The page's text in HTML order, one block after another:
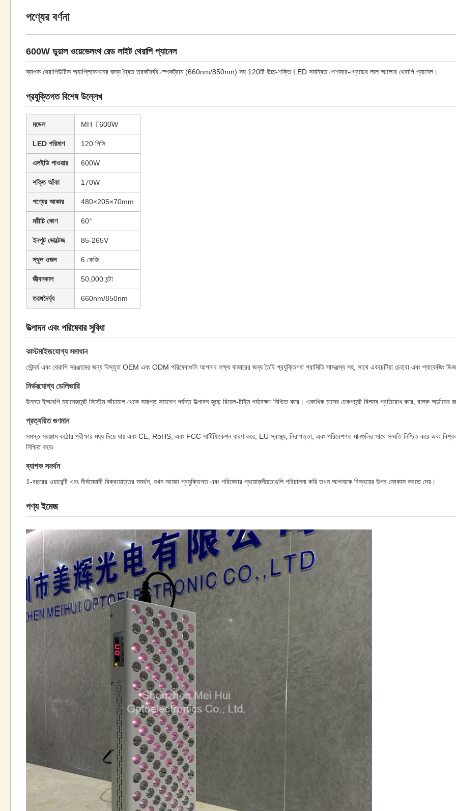
পণ্যের বর্ণনা
600W ডুয়াল ওয়েভেলংথ রেড লাইট থেরাপি প্যানেল
ব্যাপক থেরাপিউটিক অ্যাপ্লিকেশনের জন্য দ্বৈত তরঙ্গদৈর্ঘ্য স্পেকট্রাম (660nm/850nm) সহ 120টি উচ্চ-শক্তি LED সমন্বিত পেশাদার-গ্রেডের লাল আলোর থেরাপি প্যানেল।
প্রযুক্তিগত বিশেষ উল্লেখ
মডেল MH-T600W
LED পরিমাণ 120 পিসি
এলইডি পাওয়ার 600W
শক্তি আঁকা 170W
পণ্যের আকার 480×205×70mm
মরীচি কোণ 60°
ইনপুট ভোল্টেজ 85-265V
স্থূল ওজন 6 কেজি
জীবনকাল 50,000 ঘন্টা
তরঙ্গদৈর্ঘ্য 660nm/850nm
উত্পাদন এবং পরিষেবার সুবিধা
কাস্টমাইজযোগ্য সমাধান
সৌন্দর্য এবং থেরাপি সরঞ্জামের জন্য বিস্তৃত OEM এবং ODM পরিষেবাগুলি আপনার লক্ষ্য বাজারের জন্য তৈরি প্রযুক্তিগত পরামিতি সামঞ্জস্য সহ, সাথে একচেটিয়া চেহারা এবং প্যাকেজিং
নির্ভরযোগ্য ডেলিভারি
উন্নত ইআরপি ম্যানেজমেন্ট সিস্টেম কাঁচামাল থেকে সমাপ্ত সমাবেশ পর্যন্ত উত্পাদন জুড়ে রিয়েল-টাইম পর্যবেক্ষণ নিশ্চিত করে। একাধিক মানের চেকপয়েন্ট বিলম্ব প্রতিরোধ করে, বাল্ক
প্রত্যয়িত গুণমান
সমস্ত সরঞ্জাম কঠোর পরীক্ষার মধ্য দিয়ে যায় এবং CE, RoHS, এবং FCC সার্টিফিকেশন ধারণ করে, EU স্বাস্থ্য, নিরাপত্তা, এবং পরিবেশগত মানগুলির সাথে সম্মতি নিশ্চিত করে এবং
নিশ্চিত করে৷
ব্যাপক সমর্থন
1-বছরের ওয়ারেন্টি এবং দীর্ঘমেয়াদী বিক্রয়োত্তর সমর্থন, যখন আমরা প্রযুক্তিগত এবং পরিষেবার প্রয়োজনীয়তাগুলি পরিচালনা করি তখন আপনাকে বিক্রয়ের উপর ফোকাস করতে দেয়।
পণ্য ইমেজ